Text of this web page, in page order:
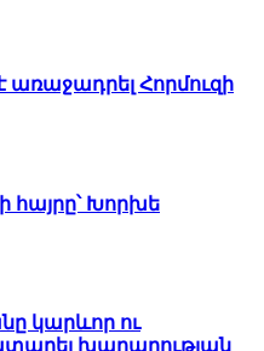
Հորմուզի
հայրը՝ Խորխե
կարևոր ու
խաղաղության